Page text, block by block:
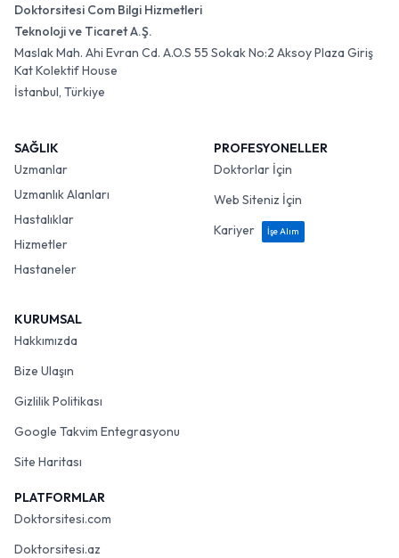
Doktorsitesi Com Bilgi Hizmetleri
Teknoloji ve Ticaret A.Ş.
Maslak Mah. Ahi Evran Cd. A.O.S 55 Sokak No:2 Aksoy Plaza Giriş
Kat Kolektif House
İstanbul, Türkiye
SAĞLIK
Uzmanlar
Uzmanlık Alanları
Hastalıklar
Hizmetler
Hastaneler
PROFESYONELLER
Doktorlar İçin
Web Siteniz İçin
Kariyer
İşe Alım
KURUMSAL
Hakkımızda
Bize Ulaşın
Gizlilik Politikası
Google Takvim Entegrasyonu
Site Haritası
PLATFORMLAR
Doktorsitesi.com
Doktorsitesi.az